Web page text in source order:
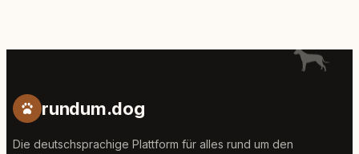
rundum.dog
Die deutschsprachige Plattform für alles rund um den